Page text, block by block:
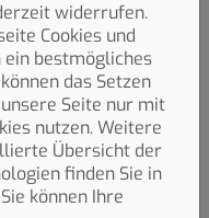
widerrufen.
Cookies und
ein bestmögliches
das Setzen
Seite nur mit
nutzen. Weitere
Übersicht der
finden Sie in
können Ihre